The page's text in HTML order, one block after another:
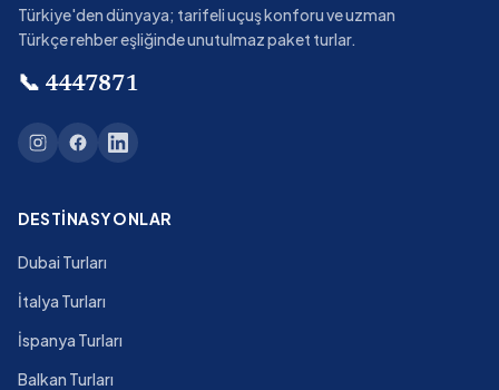
Türkiye'den dünyaya; tarifeli uçuş konforu ve uzman
Türkçe rehber eşliğinde unutulmaz paket turlar.
📞 4447871
DESTINASYONLAR
Dubai Turları
İtalya Turları
İspanya Turları
Balkan Turları